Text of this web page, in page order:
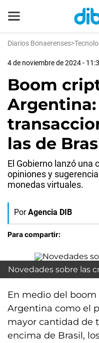
Diarios Bonaerenses>
4 de noviembre de 2024 -
Boom
Argentina:
las de
El Gobierno lanzó una
opiniones y
monedas virtuales.
Por Agencia DIB
Para compartir:
Novedades sobre las
En medio del
Argentina como el
mayor cantidad de
encima de Brasil,